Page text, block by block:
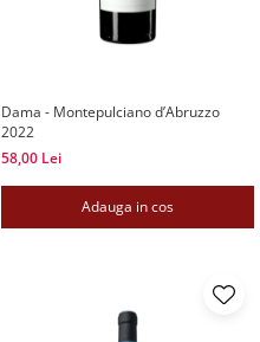
Dama - Montepulciano d’Abruzzo
2022
58,00 Lei
Adauga in cos